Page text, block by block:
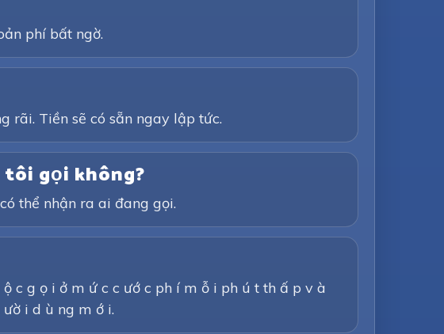
phí bất ngờ.
rãi. Tiền sẽ có sẵn ngay lập tức.
gọi không?
thể nhận ra ai đang gọi.
c g ọ i ở m ứ c c ướ c ph í m ỗ i ph ú t th ấ p v à
i d ù ng m ớ i.